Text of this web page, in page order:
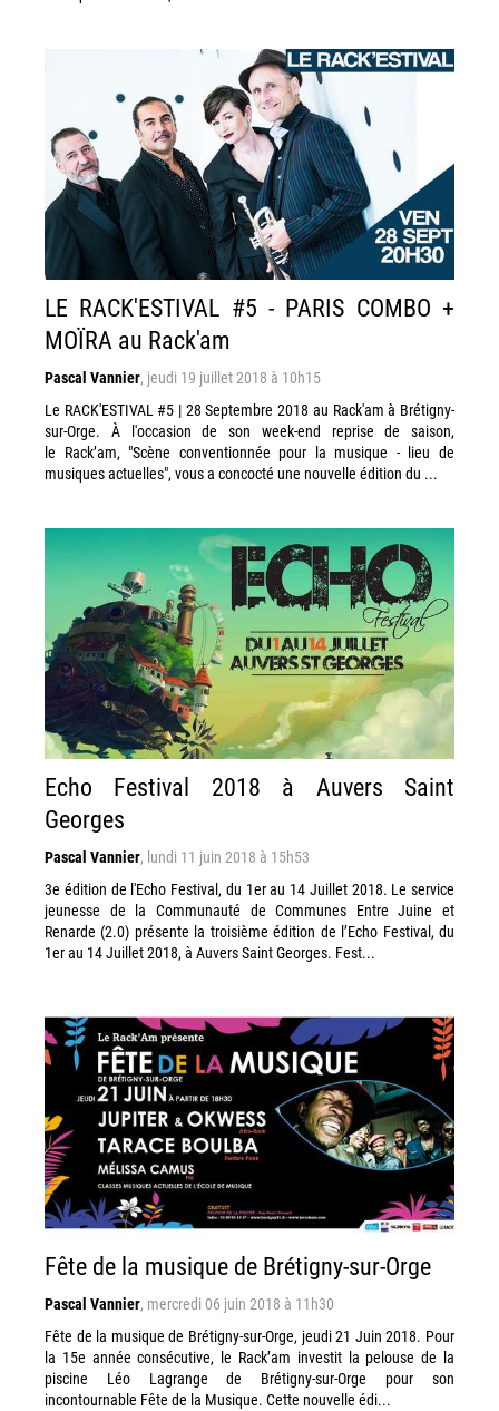
LE RACK'ESTIVAL #5 - PARIS COMBO +
MOÏRA au Rack'am
Pascal Vannier, jeudi 19 juillet 2018 à 10h15
Le RACK'ESTIVAL #5 | 28 Septembre 2018 au Rack'am à Brétigny-
sur-Orge. À l'occasion de son week-end reprise de saison,
le Rack’am, "Scène conventionnée pour la musique - lieu de
musiques actuelles", vous a concocté une nouvelle édition du ...
Echo Festival 2018 à Auvers Saint
Georges
Pascal Vannier, lundi 11 juin 2018 à 15h53
3e édition de l'Echo Festival, du 1er au 14 Juillet 2018. Le service
jeunesse de la Communauté de Communes Entre Juine et
Renarde (2.0) présente la troisième édition de l’Echo Festival, du
1er au 14 Juillet 2018, à Auvers Saint Georges. Fest...
Fête de la musique de Brétigny-sur-Orge
Pascal Vannier, mercredi 06 juin 2018 à 11h30
Fête de la musique de Brétigny-sur-Orge, jeudi 21 Juin 2018. Pour
la 15e année consécutive, le Rack’am investit la pelouse de la
piscine Léo Lagrange de Brétigny-sur-Orge pour son
incontournable Fête de la Musique. Cette nouvelle édi...